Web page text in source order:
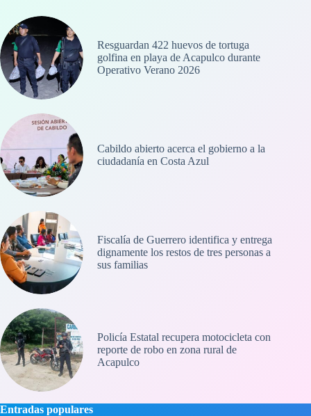
Resguardan 422 huevos de tortuga
golfina en playa de Acapulco durante
Operativo Verano 2026
Cabildo abierto acerca el gobierno a la
ciudadanía en Costa Azul
Fiscalía de Guerrero identifica y entrega
dignamente los restos de tres personas a
sus familias
Policía Estatal recupera motocicleta con
reporte de robo en zona rural de
Acapulco
Entradas populares